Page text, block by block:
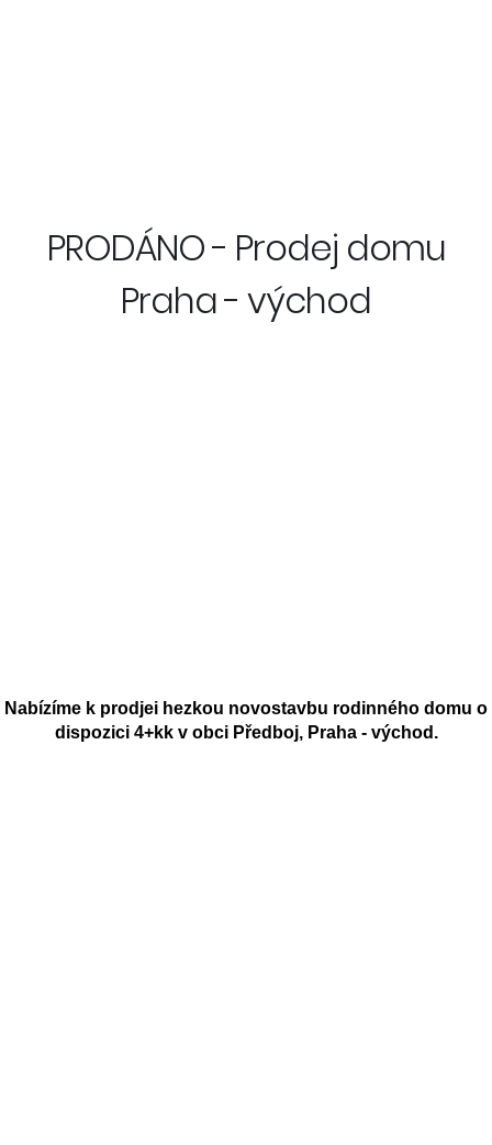
PRODÁNO - Prodej domu
Praha - východ
Nabízíme k prodjei hezkou novostavbu rodinného domu o
dispozici 4+kk v obci Předboj, Praha - východ.